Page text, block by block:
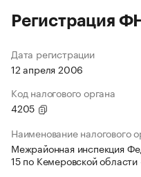
Регистрация
Дата регистрации
12 апреля 2006
Код налогового органа
4205
Наименование налогового
Межрайонная инспекция
15 по Кемеровской области